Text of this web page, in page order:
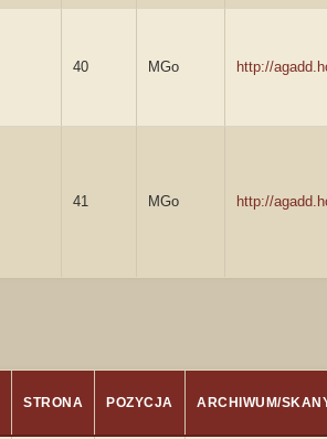
40 MGo http://
41 MGo http://
STRONA POZYCJA ARCHIWUM/